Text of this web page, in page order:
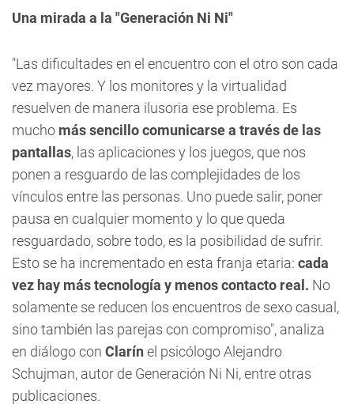
Una mirada a la "Generación Ni Ni"
"Las dificultades en el encuentro con el otro son cada
vez mayores. Y los monitores y la virtualidad
resuelven de manera ilusoria ese problema. Es
mucho más sencillo comunicarse a través de las
pantallas, las aplicaciones y los juegos, que nos
ponen a resguardo de las complejidades de los
vínculos entre las personas. Uno puede salir, poner
pausa en cualquier momento y lo que queda
resguardado, sobre todo, es la posibilidad de sufrir.
Esto se ha incrementado en esta franja etaria: cada
vez hay más tecnología y menos contacto real. No
solamente se reducen los encuentros de sexo casual,
sino también las parejas con compromiso", analiza
en diálogo con Clarín el psicólogo Alejandro
Schujman, autor de Generación Ni Ni, entre otras
publicaciones.